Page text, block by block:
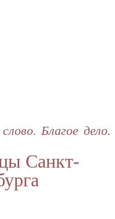
Санкт-
Благое дело.